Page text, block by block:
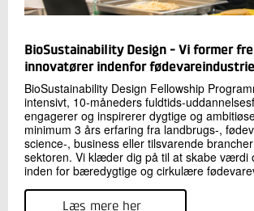
Send
BioSustainability Design - Vi former
innovatører indenfor
BioSustainability Design Fellowship
intensivt, 10-måneders fuldtids-
engagerer og inspirerer dygtige og
minimum 3 års erfaring fra landbrugs-,
science-, business eller tilsvarende
sektoren. Vi klæder dig på til at skabe værdi
inden for bæredygtige og cirkulære
Læs mere her